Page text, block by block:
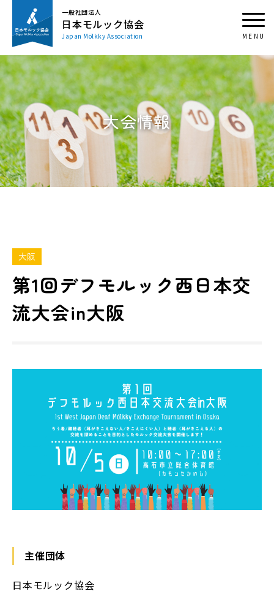
一般社団法人
日本モルック協会
Japan Mölkky Association
大会情報
大阪
第1回デフモルック西日本交
流大会in大阪
主催団体
日本モルック協会